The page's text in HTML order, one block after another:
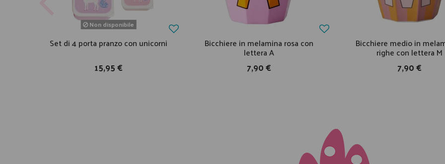
Non disponibile
Set di 4 porta pranzo con unicorni
15,95 €
Bicchiere in melamina rosa con
lettera A
7,90 €
Bicchiere medio in
righe con lettera M
7,90 €